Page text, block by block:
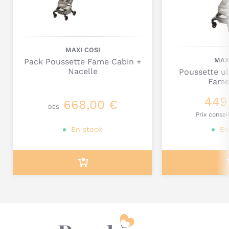
Je poste mon commentaire
MAXI COSI
Pack Poussette Fame Cabin +
Nacelle
DÈS 668,00 €
En stock
Poussette
Prix